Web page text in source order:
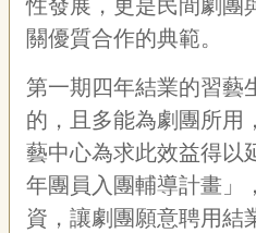
性發展，更是民間劇團
關優質合作的典範。
第一期四年結業的習藝
的，且多能為劇團所用
藝中心為求此效益得以
年團員入團輔導計畫」
資，讓劇團願意聘用結